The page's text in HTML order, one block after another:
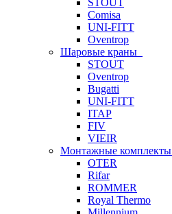
STOUT
Comisa
UNI-FITT
Oventrop
Шаровые краны
STOUT
Oventrop
Bugatti
UNI-FITT
ITAP
FIV
VIEIR
Монтажные комплекты
OTER
Rifar
ROMMER
Royal Thermo